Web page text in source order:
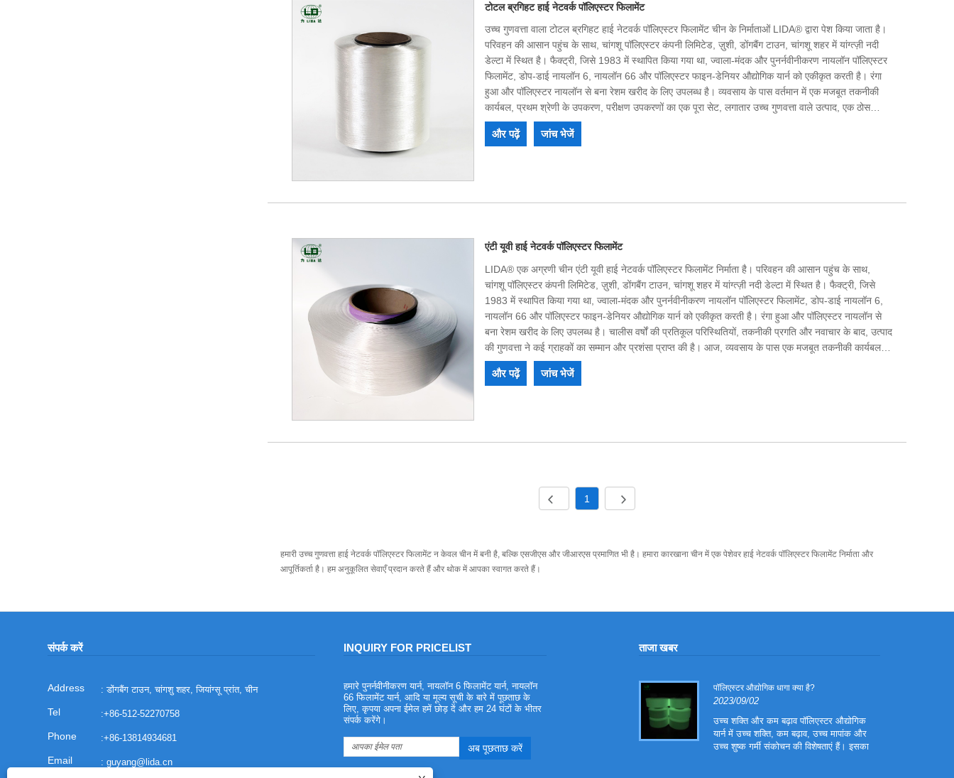
टोटल ब्रगिहट हाई नेटवर्क पॉलिएस्टर फिलामेंट
उच्च गुणवत्ता वाला टोटल ब्रगिहट हाई नेटवर्क पॉलिएस्टर फिलामेंट चीन के निर्माताओं LIDA® द्वारा पेश किया जाता है।
परिवहन की आसान पहुंच के साथ, चांगशू पॉलिएस्टर कंपनी लिमिटेड, ज़ुशी, डोंगबैंग टाउन, चांगशू शहर में यांग्त्ज़ी नदी
डेल्टा में स्थित है। फैक्ट्री, जिसे 1983 में स्थापित किया गया था, ज्वाला-मंदक और पुनर्नवीनीकरण नायलॉन पॉलिएस्टर
फिलामेंट, डोप-डाई नायलॉन 6, नायलॉन 66 और पॉलिएस्टर फाइन-डेनियर औद्योगिक यार्न को एकीकृत करती है। रंगा
हुआ और पॉलिएस्टर नायलॉन से बना रेशम खरीद के लिए उपलब्ध है। व्यवसाय के पास वर्तमान में एक मजबूत तकनीकी
कार्यबल, प्रथम श्रेणी के उपकरण, परीक्षण उपकरणों का एक पूरा सेट, लगातार उच्च गुणवत्ता वाले उत्पाद, एक ठोस
प्रतिष्ठा और आयात और निर्यात करने की क्षमता है। 40 वर्षों के संघर्ष और तकनीकी परिवर्तन और नवाचार के बाद,
उत्पाद की गुणवत्ता ने कई ग्राहकों का विश्वास और प्रशंसा जीती है। हमारा मानना ​​है कि हम भविष्य में जीत-जीत की
और पढ़ें जांच भेजें
एंटी यूवी हाई नेटवर्क पॉलिएस्टर फिलामेंट
LIDA® एक अग्रणी चीन एंटी यूवी हाई नेटवर्क पॉलिएस्टर फिलामेंट निर्माता है। परिवहन की आसान पहुंच के साथ,
चांगशू पॉलिएस्टर कंपनी लिमिटेड, ज़ुशी, डोंगबैंग टाउन, चांगशू शहर में यांग्त्ज़ी नदी डेल्टा में स्थित है। फैक्ट्री, जिसे
1983 में स्थापित किया गया था, ज्वाला-मंदक और पुनर्नवीनीकरण नायलॉन पॉलिएस्टर फिलामेंट, डोप-डाई नायलॉन 6,
नायलॉन 66 और पॉलिएस्टर फाइन-डेनियर औद्योगिक यार्न को एकीकृत करती है। रंगा हुआ और पॉलिएस्टर नायलॉन से
बना रेशम खरीद के लिए उपलब्ध है। चालीस वर्षों की प्रतिकूल परिस्थितियों, तकनीकी प्रगति और नवाचार के बाद, उत्पाद
की गुणवत्ता ने कई ग्राहकों का सम्मान और प्रशंसा प्राप्त की है। आज, व्यवसाय के पास एक मजबूत तकनीकी कार्यबल,
प्रथम श्रेणी के उपकरण, परीक्षण उपकरणों का एक पूरा सेट, स्थिर उत्पाद गुणवत्ता, एक सकारात्मक प्रतिष्ठा और आयात
और निर्यात करने की क्षमता है। हम चीन में आपके दीर्घकालिक साझेदार बनने की उम्मीद करते हैं और हमें विश्वास है कि हम
और पढ़ें जांच भेजें
1
हमारी उच्च गुणवत्ता हाई नेटवर्क पॉलिएस्टर फिलामेंट न केवल चीन में बनी है, बल्कि एसजीएस और जीआरएस प्रमाणित भी है। हमारा कारखाना चीन में एक पेशेवर हाई नेटवर्क पॉलिएस्टर फिलामेंट निर्माता और
आपूर्तिकर्ता है। हम अनुकूलित सेवाएँ प्रदान करते हैं और थोक में आपका स्वागत करते हैं।
संपर्क करें
: डोंगबैंग टाउन, चांगशु शहर, जियांग्सू प्रांत, चीन
:+86-512-52270758
:+86-13814934681
:guyang@lida.cn
INQUIRY FOR PRICELIST
हमारे पुनर्नवीनीकरण यार्न, नायलॉन 6 फिलामेंट यार्न, नायलॉन
66 फिलामेंट यार्न, आदि या मूल्य सूची के बारे में पूछताछ के
लिए, कृपया अपना ईमेल हमें छोड़ दें और हम 24 घंटों के भीतर
संपर्क करेंगे।
ताजा खबर
पॉलिएस्टर ज्वाला मंदक यार्न के लाभ
2023/08/03
पॉलिएस्टर एक प्रकार का पॉलिएस्टर फाइबर है,
जिसके कई फायदे हैं, जैसे उच्च शक्ति, पहनने का
पॉलिएस्टर औद्योगिक धागा क्या है?
2023/09/02
उच्च शक्ति और कम बढ़ाव पॉलिएस्टर औद्योगिक
यार्न में उच्च शक्ति, कम बढ़ाव, उच्च मापांक और
उच्च शुष्क गर्मी संकोचन की विशेषताएं हैं। इसका